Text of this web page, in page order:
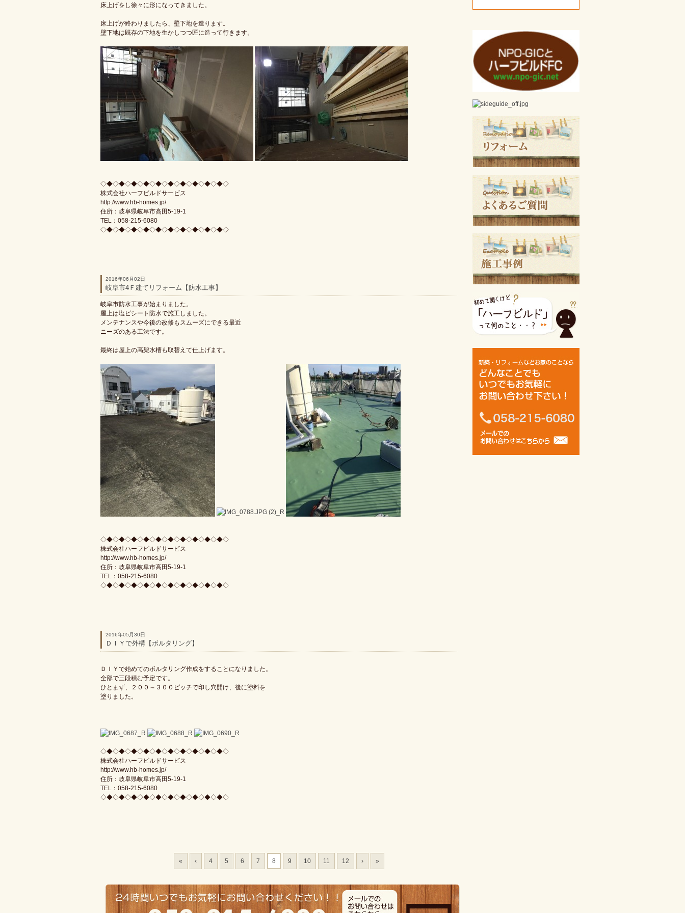
床上げをし徐々に形になってきました。
床上げが終わりましたら、壁下地を造ります。
壁下地は既存の下地を生かしつつ匠に造って行きます。
◇◆◇◆◇◆◇◆◇◆◇◆◇◆◇◆◇◆◇◆◇
株式会社ハーフビルドサービス
http://www.hb-homes.jp/
住所：岐阜県岐阜市高田5-19-1
TEL：058-215-6080
◇◆◇◆◇◆◇◆◇◆◇◆◇◆◇◆◇◆◇◆◇
2016年06月02日
岐阜市4Ｆ建てリフォーム【防水工事】
岐阜市防水工事が始まりました。
屋上は塩ビシート防水で施工しました。
メンテナンスや今後の改修もスムーズにできる最近
ニーズのある工法です。
最終は屋上の高架水槽も取替えて仕上げます。
◇◆◇◆◇◆◇◆◇◆◇◆◇◆◇◆◇◆◇◆◇
株式会社ハーフビルドサービス
http://www.hb-homes.jp/
住所：岐阜県岐阜市高田5-19-1
TEL：058-215-6080
◇◆◇◆◇◆◇◆◇◆◇◆◇◆◇◆◇◆◇◆◇
2016年05月30日
ＤＩＹで外構【ボルタリング】
ＤＩＹで始めてのボルタリング作成をすることになりました。
全部で三段積む予定です。
ひとまず、２００～３００ピッチで印し穴開け、後に塗料を
塗りました。
◇◆◇◆◇◆◇◆◇◆◇◆◇◆◇◆◇◆◇◆◇
株式会社ハーフビルドサービス
http://www.hb-homes.jp/
住所：岐阜県岐阜市高田5-19-1
TEL：058-215-6080
◇◆◇◆◇◆◇◆◇◆◇◆◇◆◇◆◇◆◇◆◇
« ‹ 4 5 6 7 8 9 10 11 12 › »